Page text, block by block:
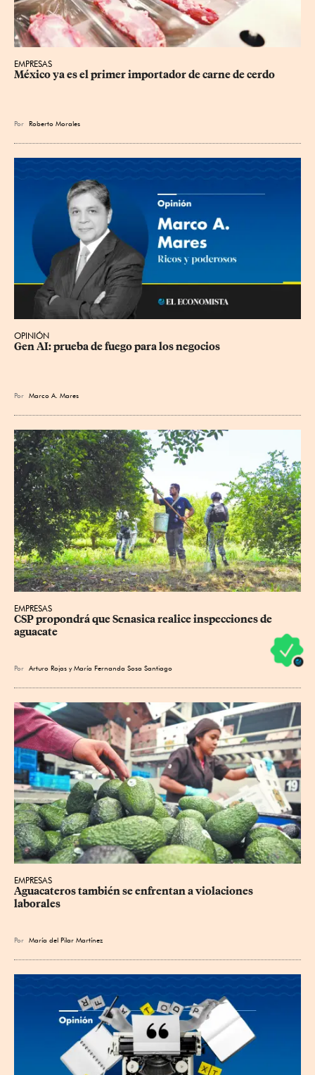
EMPRESAS
México ya es el primer importador de carne de cerdo
Por Roberto Morales
OPINIÓN
Gen AI: prueba de fuego para los negocios
Por Marco A. Mares
EMPRESAS
CSP propondrá que Senasica realice inspecciones de
aguacate
Por Arturo Rojas yMaría Fernanda Sosa Santiago
EMPRESAS
Aguacateros también se enfrentan a violaciones
laborales
Por María del Pilar Martínez